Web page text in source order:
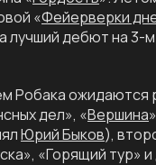
«Фейерверки
лучший дебют на 3-
Робака ожидаются
дел», «Вершина
Юрий Быков),
«Горящий тур» и